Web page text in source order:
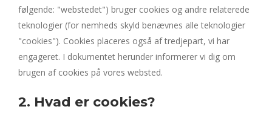
følgende: "webstedet") bruger cookies og andre relaterede
teknologier (for nemheds skyld benævnes alle teknologier
"cookies"). Cookies placeres også af tredjepart, vi har
engageret. I dokumentet herunder informerer vi dig om
brugen af ​​cookies på vores websted.
2. Hvad er cookies?